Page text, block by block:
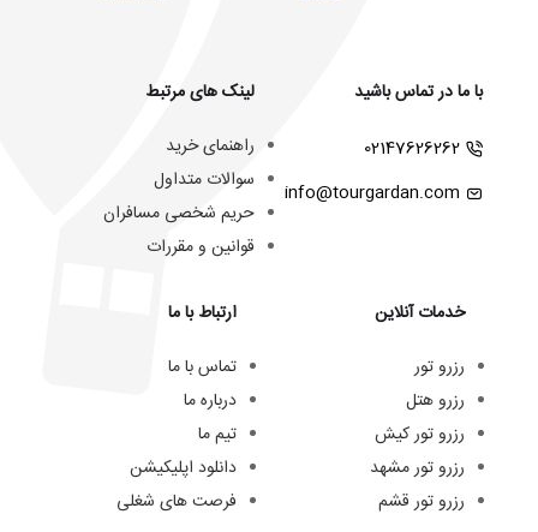
با ما در تماس باشید
02147626262
info@tourgardan.com
خدمات آنلاین
رزرو تور
رزرو هتل
رزرو تور کیش
رزرو تور مشهد
رزرو تور قشم
لینک های مرتبط
راهنمای خرید
سوالات متداول
حریم شخصی مسافران
قوانین و مقررات
ارتباط با ما
تماس با ما
درباره ما
تیم ما
دانلود اپلیکیشن
فرصت های شغلی